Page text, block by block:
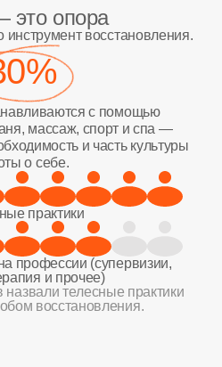
это опора
восстановления.
с помощью
массаж, спорт и спа —
и часть культуры
о себе.
практики
профессии (супервизии,
и прочее)
назвали телесные практики
восстановления.